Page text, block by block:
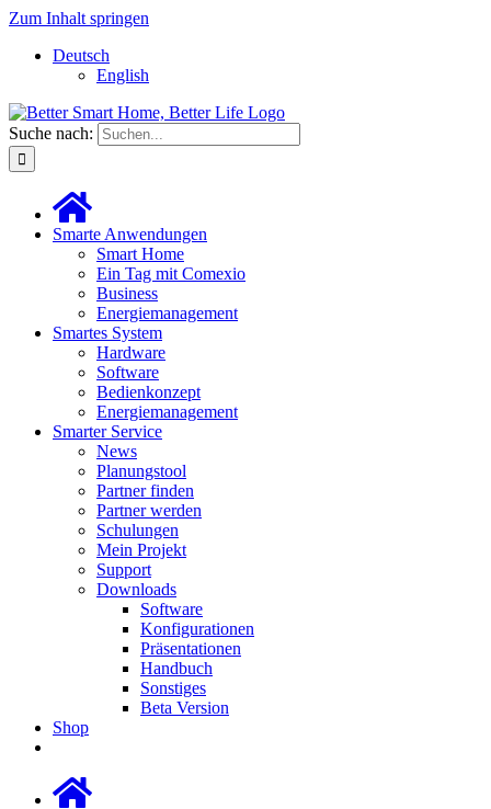
Zum Inhalt springen
Deutsch
English
Suche nach:
Smarte Anwendungen
Smart Home
Ein Tag mit Comexio
Business
Energiemanagement
Smartes System
Hardware
Software
Bedienkonzept
Energiemanagement
Smarter Service
News
Planungstool
Partner finden
Partner werden
Schulungen
Mein Projekt
Support
Downloads
Software
Konfigurationen
Präsentationen
Handbuch
Sonstiges
Beta Version
Shop